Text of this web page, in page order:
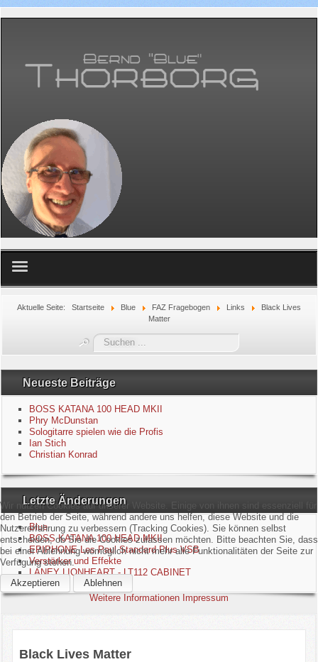
Equipment
GuitarBlog
Kontakt
Impressum
Datenschutzerklärung
Links
Gästebuch
Aktuelle Seite: Startseite Blue FAZ Fragebogen Links
Black Lives
Matter
Suchen
...
Neueste Beiträge
BOSS KATANA 100 HEAD MKII
Phry McDunstan
Sologitarre spielen wie die Profis
Ian Stich
Christian Konrad
Letzte Änderungen
Blue
BOSS KATANA 100 HEAD MKII
EPIPHONE Les Paul Standard Plus VSB
Verstärker und Effekte
LANEY LIONHEART - LT112 CABINET
Black Lives Matter
Wir nutzen Cookies auf unserer Website. Einige von ihnen sind essenziell für
den Betrieb der Seite, während andere uns helfen, diese Website und die
Nutzererfahrung zu verbessern (Tracking Cookies). Sie können selbst
entscheiden, ob Sie die Cookies zulassen möchten. Bitte beachten Sie, dass
bei einer Ablehnung womöglich nicht mehr alle Funktionalitäten der Seite zur
Verfügung stehen.
Akzeptieren
Ablehnen
Weitere Informationen Impressum